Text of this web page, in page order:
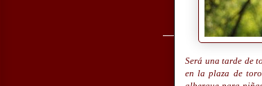
Será una tarde de
en la plaza de